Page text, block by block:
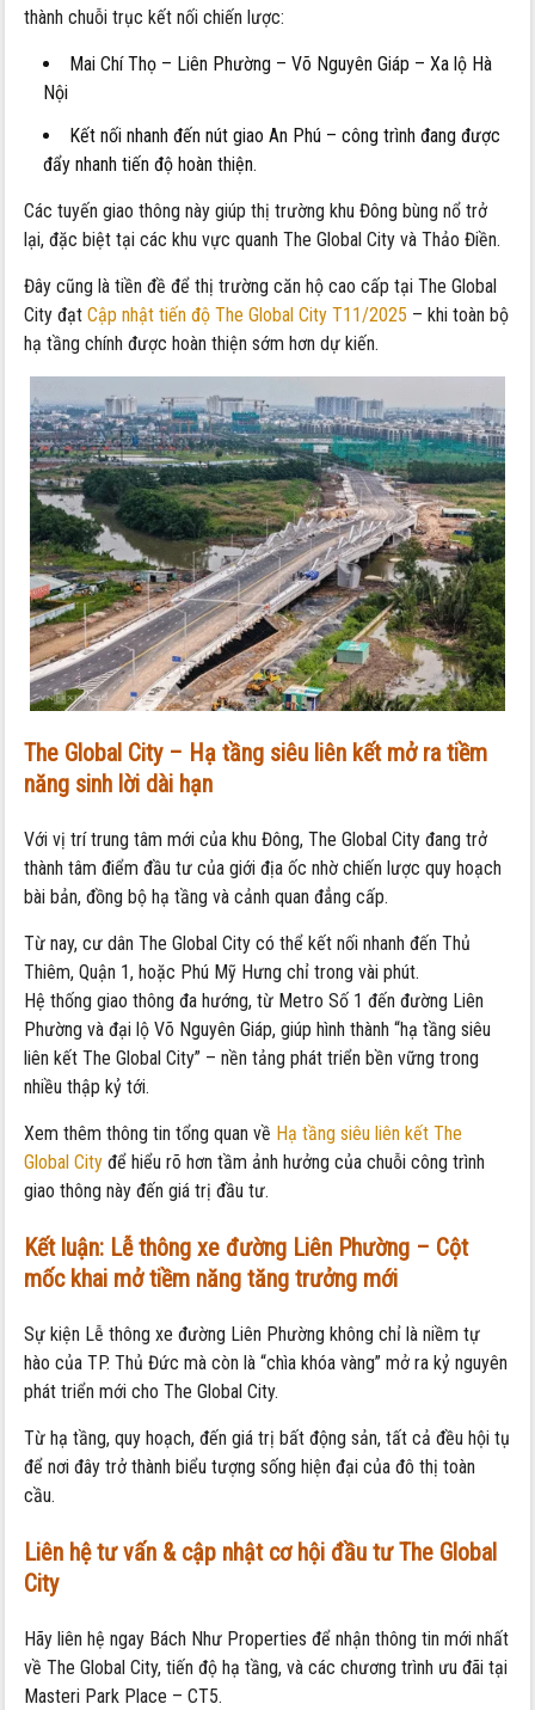
thành chuỗi trục kết nối chiến lược:
Mai Chí Thọ – Liên Phường – Võ Nguyên Giáp – Xa lộ Hà
Nội
Kết nối nhanh đến nút giao An Phú – công trình đang được
đẩy nhanh tiến độ hoàn thiện.
Các tuyến giao thông này giúp thị trường khu Đông bùng nổ trở
lại, đặc biệt tại các khu vực quanh The Global City và Thảo Điền.
Đây cũng là tiền đề để thị trường căn hộ cao cấp tại The Global
City đạtCập nhật tiến độ The Global City T11/2025 – khi toàn bộ
hạ tầng chính được hoàn thiện sớm hơn dự kiến.
The Global City – Hạ tầng siêu liên kết mở ra tiềm
năng sinh lời dài hạn
Với vị trí trung tâm mới của khu Đông, The Global City đang trở
thành tâm điểm đầu tư của giới địa ốc nhờ chiến lược quy hoạch
bài bản, đồng bộ hạ tầng và cảnh quan đẳng cấp.
Từ nay, cư dân The Global City có thể kết nối nhanh đến Thủ
Thiêm, Quận 1, hoặc Phú Mỹ Hưng chỉ trong vài phút.
Hệ thống giao thông đa hướng, từ Metro Số 1 đến đường Liên
Phường và đại lộ Võ Nguyên Giáp, giúp hình thành “hạ tầng siêu
liên kết The Global City” – nền tảng phát triển bền vững trong
nhiều thập kỷ tới.
Xem thêm thông tin tổng quan về Hạ tầng siêu liên kết The
Global City để hiểu rõ hơn tầm ảnh hưởng của chuỗi công trình
giao thông này đến giá trị đầu tư.
Kết luận: Lễ thông xe đường Liên Phường – Cột
mốc khai mở tiềm năng tăng trưởng mới
Sự kiện Lễ thông xe đường Liên Phường không chỉ là niềm tự
hào của TP. Thủ Đức mà còn là “chìa khóa vàng” mở ra kỷ nguyên
phát triển mới cho The Global City.
Từ hạ tầng, quy hoạch, đến giá trị bất động sản, tất cả đều hội tụ
để nơi đây trở thành biểu tượng sống hiện đại của đô thị toàn
cầu.
Liên hệ tư vấn & cập nhật cơ hội đầu tư The Global
City
Hãy liên hệ ngay Bách Như Properties để nhận thông tin mới nhất
về The Global City, tiến độ hạ tầng, và các chương trình ưu đãi tại
Masteri Park Place – CT5.